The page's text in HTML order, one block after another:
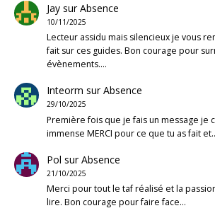
JaysurAbsence
10/11/2025
Lecteur assidu mais silencieux je vous
fait sur ces guides. Bon courage pour
évènements.…
Inteorm surAbsence
29/10/2025
Première fois que je fais un message je
immense MERCI pour ce que tu as fait
Pol surAbsence
21/10/2025
Merci pour tout le taf réalisé et la
lire. Bon courage pour faire face…